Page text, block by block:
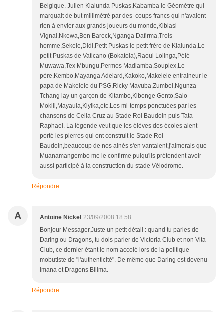
Belgique. Julien Kialunda Puskas,Kabamba le Géomètre qui
marquait de but millimétré par des coups francs qui n'avaient
rien à envier aux grands joueurs du monde,Kibiasi
Vignal,Nkewa,Ben Bareck,Nganga Dafirma,Trois
homme,Sekele,Didi,Petit Puskas le petit frère de Kialunda,Le
petit Puskas de Vaticano (Bokatola),Raoul Lolinga,Pélé
Muwawa,Tex Mbungu,Permos Madiamba,Souplex,Le
père,Kembo,Mayanga Adelard,Kakoko,Makelele entraineur le
papa de Makelele du PSG,Ricky Mavuba,Zumbel,Ngunza
Tchang lay un garçon de Kitambo,Kibonge Gento,Saio
Mokili,Mayaula,Kiyika,etc.Les mi-temps ponctuées par les
chansons de Celia Cruz au Stade Roi Baudoin puis Tata
Raphael. La légende veut que les élèves des écoles aient
porté les pierres qui ont construit le Stade Roi
Baudoin,beaucoup de nos ainés s'en vantaient,j'aimerais que
Muanamangembo me le confirme puiqu'ils prétendent avoir
aussi participé à la construction du stade Vélodrome.
Répondre
A Antoine Nickel 23/09/2008 18:58
Bonjour Messager,Juste un petit détail : quand tu parles de
Daring ou Dragons, tu dois parler de Victoria Club et non Vita
Club, ce dernier étant le nom accolé lors de la politique
mobutiste de "l'authenticité". De même que Daring est devenu
Imana et Dragons Bilima.
Répondre